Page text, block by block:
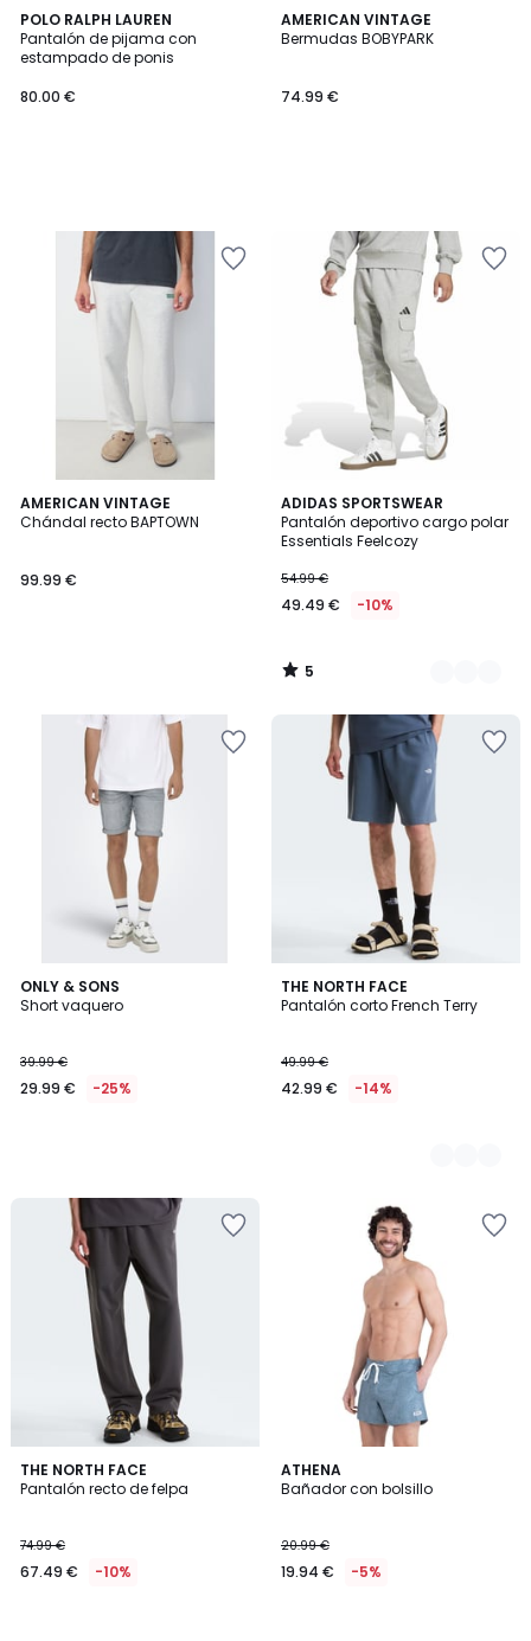
POLO RALPH LAUREN
Pantalón de pijama con
estampado de ponis
80.00 €
AMERICAN VINTAGE
Bermudas BOBYPARK
74.99 €
AMERICAN VINTAGE
Chándal recto BAPTOWN
99.99 €
ADIDAS SPORTSWEAR
Pantalón deportivo cargo polar
Essentials Feelcozy
54.99 €
49.49 € -10%
5
/
5
2
Colores
5
/
ONLY & SONS
Short vaquero
39.99 €
29.99 € -25%
THE NORTH FACE
Pantalón corto French Terry
49.99 €
42.99 € -14%
2
Colores
THE NORTH FACE
Pantalón recto de felpa
74.99 €
67.49 € -10%
ATHENA
Bañador con bolsillo
20.99 €
19.94 € -5%